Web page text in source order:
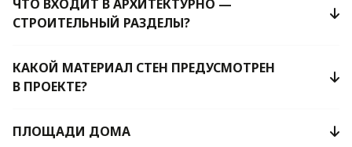
ЧТО ВХОДИТ В АРХИТЕКТУРНО —
СТРОИТЕЛЬНЫЙ РАЗДЕЛЫ?
КАКОЙ МАТЕРИАЛ СТЕН ПРЕДУСМОТРЕН
В ПРОЕКТЕ?
ПЛОЩАДИ ДОМА